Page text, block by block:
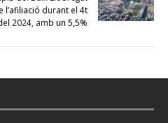
l’afiliació durant el 4t
2024, amb un 5,5%